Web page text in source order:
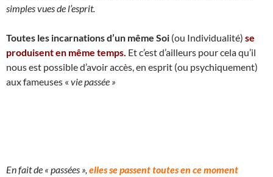
simples vues de l’esprit.
Toutes les incarnations d’un même Soi (ou Individualité) se
produisent en même temps. Et c’est d’ailleurs pour cela qu’il
nous est possible d’avoir accès, en esprit (ou psychiquement)
aux fameuses « vie passée »
En fait de « passées », elles se passent toutes en ce moment